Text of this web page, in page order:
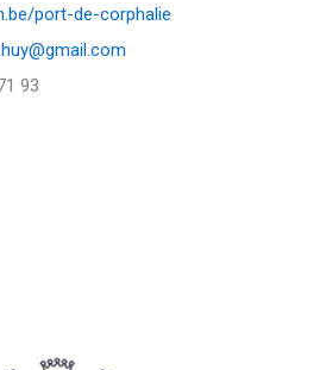
port-de-corphalie
93